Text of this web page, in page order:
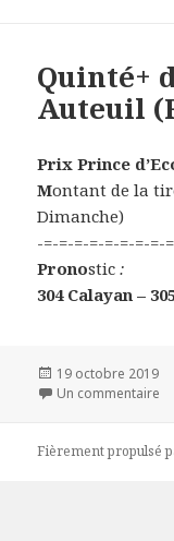
Quinté+
Auteuil
Prix Prince
Montant de la
Dimanche)
-=-=-=-=-=-=-=-=-
Pronostic:
304 Calayan –
Publié
le
19 octobre 2019
Un commentaire
Fièrement propulsé